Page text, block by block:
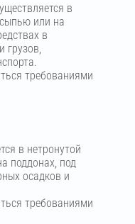
в
или на
в
грузов,
требованиями
в нетронутой
поддонах, под
осадков и
требованиями